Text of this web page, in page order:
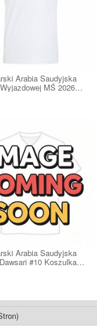
Arabia Saudyjska
MŚ 2026
Arabia Saudyjska
#10 Koszulka
MŚ 2026 Krótki Rękaw